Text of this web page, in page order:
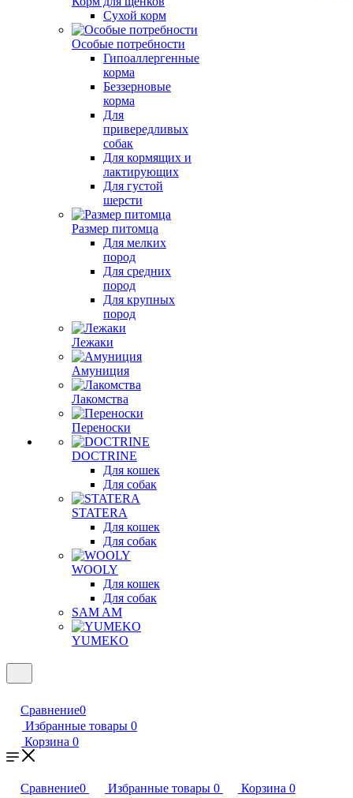
Сухой корм
Особые потребности
Гипоаллергенные
корма
Беззерновые
корма
Для
привередливых
собак
Для кормящих и
лактирующих
Для густой
шерсти
Размер питомца
Для мелких
пород
Для средних
пород
Для крупных
пород
Лежаки
Амуниция
Лакомства
Переноски
DOCTRINE
Для кошек
Для собак
STATERA
Для кошек
Для собак
WOOLY
Для кошек
Для собак
SAM AM
YUMEKO
Сравнение0
Избранные товары 0
Корзина 0
Сравнение0 Избранные товары 0 Корзина 0